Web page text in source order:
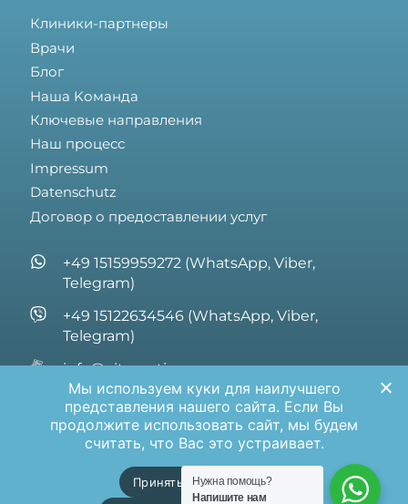
Клиники-партнеры
Врачи
Блог
Hаша Kоманда
Ключевые направления
Наш процесс
Impressum
Datenschutz
Договор о предоставлении услуг
+49 15159959272 (WhatsApp, Viber,
Telegram)
+49 15122634546 (WhatsApp, Viber,
Telegram)
info@vita-optima.com
Hanauer Landstrasse 1 60314 Frankfurt am
Main Germany
Нужна помощь?
Напишите нам
Мы используем куки для наилучшего
представления нашего сайта. Если Вы
продолжите использовать сайт, мы будем
считать, что Вас это устраивает.
Принять Отклонить